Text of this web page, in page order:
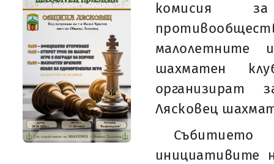
комисия
малолетните
шахматен
Лясковец
инициативите